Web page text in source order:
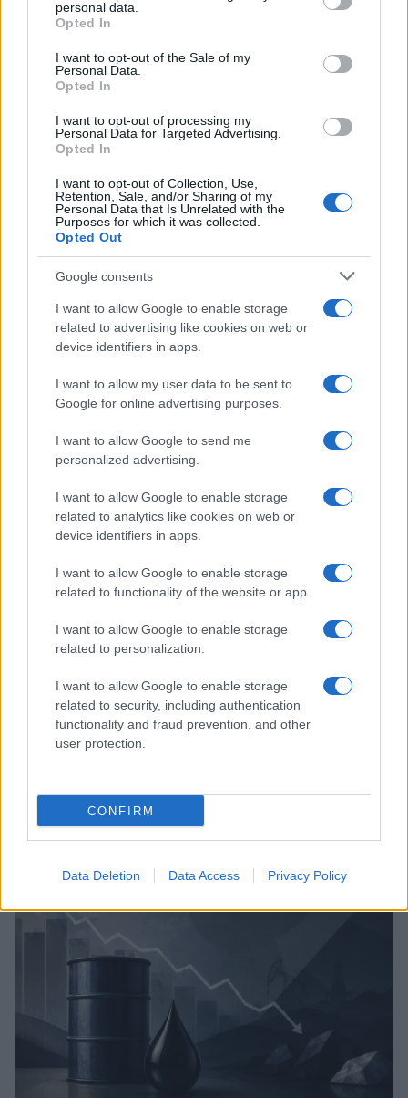
grant or deny consent to Google and its third-party tags to
use your data for below specified purposes in below Google
consent section.
personal data.
Opted In
I want to opt-out of the Sale of my
Personal Data.
Opted In
I want to opt-out of processing my
Personal Data for Targeted Advertising.
Opted In
I want to opt-out of Collection, Use,
Retention, Sale, and/or Sharing of my
Personal Data that Is Unrelated with the
Purposes for which it was collected.
Opted Out
Google consents
I want to allow Google to enable storage
related to advertising like cookies on web or
device identifiers in apps.
I want to allow my user data to be sent to
Google for online advertising purposes.
I want to allow Google to send me
personalized advertising.
I want to allow Google to enable storage
related to analytics like cookies on web or
device identifiers in apps.
I want to allow Google to enable storage
related to functionality of the website or app.
I want to allow Google to enable storage
related to personalization.
I want to allow Google to enable storage
related to security, including authentication
functionality and fraud prevention, and other
user protection.
CONFIRM
Data Deletion Data Access Privacy Policy
Continuez la lecture
NEWS
La guerre des géants de la tech : Apple contre OpenAI
Brent chute de 8,3% : les matières premières corrigent en août
2026
Juliette Bernard · 7 Août 2026